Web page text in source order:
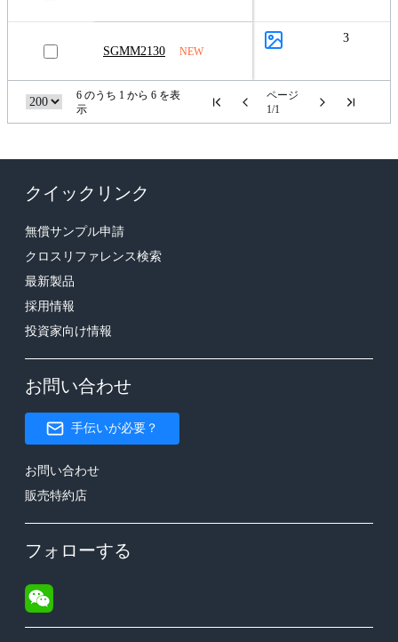
SGMM2130 NEW
3
6 のうち 1 から 6 を表
示
ページ
1/1
クイックリンク
無償サンプル申請
クロスリファレンス検索
最新製品
採用情報
投資家向け情報
お問い合わせ
手伝いが必要？
お問い合わせ
販売特約店
フォローする